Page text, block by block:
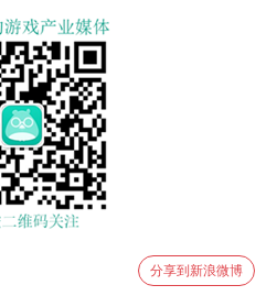
分享到新浪微博